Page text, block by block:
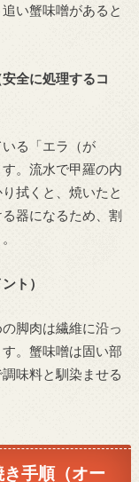
い蟹味噌があると
全に処理するコ
る「エラ（が
。流水で甲羅の内
拭くと、焼いたと
器になるため、割
ト）
脚肉は繊維に沿っ
。蟹味噌は固い部
味料と馴染ませる
手順（オー